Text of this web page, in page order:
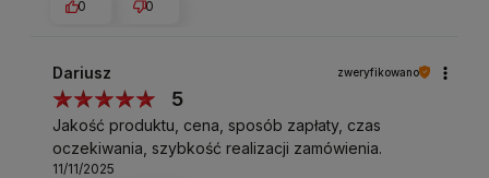
0
0
Dariusz zweryfikowano
5
Jakość produktu, cena, sposób zapłaty, czas
oczekiwania, szybkość realizacji zamówienia.
11/11/2025